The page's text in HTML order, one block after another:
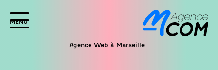
MENU
Agence Web à Marseille